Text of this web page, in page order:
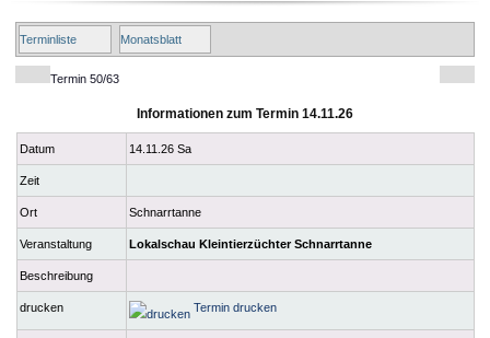
Terminliste Monatsblatt
Termin 50/63
Informationen zum Termin 14.11.26
Datum 14.11.26 Sa
Zeit
Ort Schnarrtanne
Veranstaltung Lokalschau Kleintierzüchter Schnarrtanne
Beschreibung
drucken Termin drucken